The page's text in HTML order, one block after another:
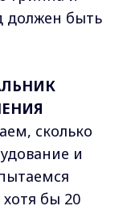
должен быть
сколько
и
бы 20